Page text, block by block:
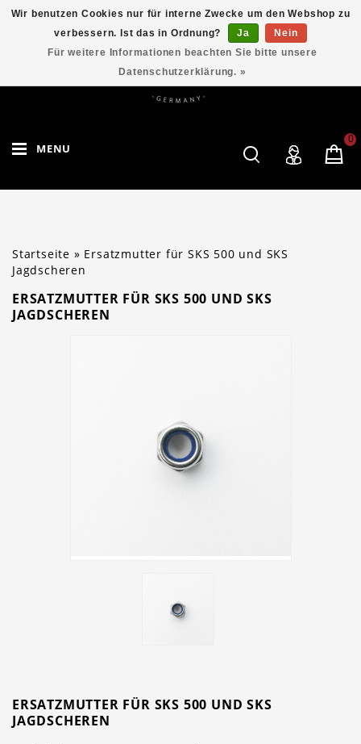
MENU
0
Startseite » Ersatzmutter für SKS 500 und SKS
Jagdscheren
ERSATZMUTTER FÜR SKS 500 UND SKS
JAGDSCHEREN
ERSATZMUTTER FÜR SKS 500 UND SKS
JAGDSCHEREN
Wir benutzen Cookies nur für interne Zwecke um den Webshop zu
verbessern. Ist das in Ordnung?
Ja
Nein
Für weitere Informationen beachten Sie bitte unsere
Datenschutzerklärung. »